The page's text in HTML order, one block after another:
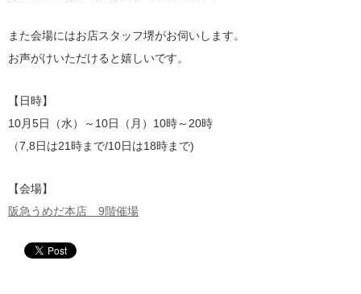
また会場にはお店スタッフ堺がお伺いします。
お声がけいただけると嬉しいです。
【日時】
10月5日（水）～10日（月）10時～20時
（7,8日は21時まで/10日は18時まで)
【会場】
阪急うめだ本店 9階催場